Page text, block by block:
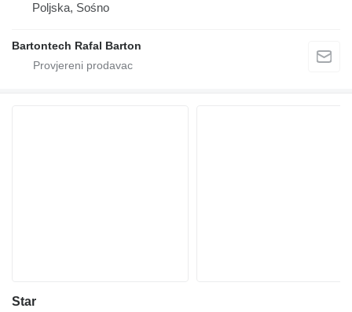
Poljska, Sośno
Bartontech Rafal Barton
Star